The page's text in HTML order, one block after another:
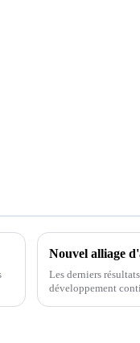
Les derniers
développement